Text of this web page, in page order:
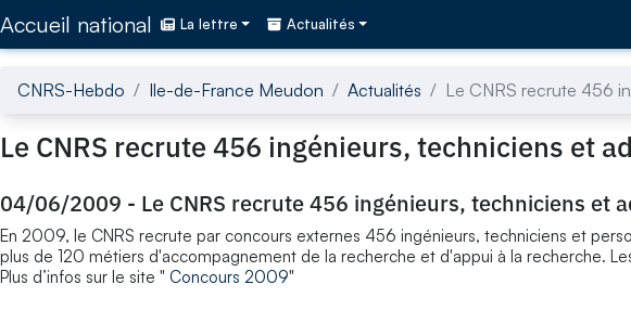
Accueil national La lettre Actualités
CNRS-Hebdo Ile-de-France Meudon Actualités Le CNRS recrute 456
Le CNRS recrute 456 ingénieurs, techniciens et
04/06/2009 - Le CNRS recrute 456 ingénieurs, techniciens et
En 2009, le CNRS recrute par concours externes 456 ingénieurs, techniciens et
plus de 120 métiers d'accompagnement de la recherche et d'appui à la recherche.
Plus d’infos sur le site " Concours 2009"